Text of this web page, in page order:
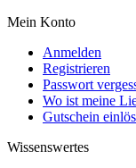
Mein Konto
Anmelden
Registrieren
Passwort
Wo ist meine
Gutschein
Wissenswertes